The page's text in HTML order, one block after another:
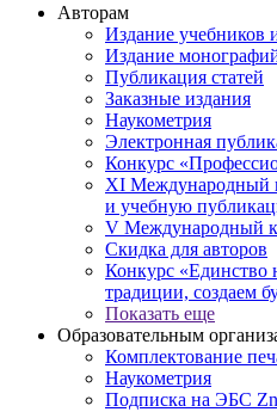
Авторам
Издание учебников
Издание
Публикация статей
Заказные издания
Наукометрия
Электронная
Конкурс
XI Международный
и учебную
V Международный
Скидка для авторов
Конкурс «Единство
традиции, создаем
Показать еще
Образовательным
Комплектование
Наукометрия
Подписка на ЭБС